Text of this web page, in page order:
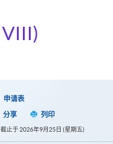
申请表
分享
列印
截止于 2026年9月25日 (星期五)